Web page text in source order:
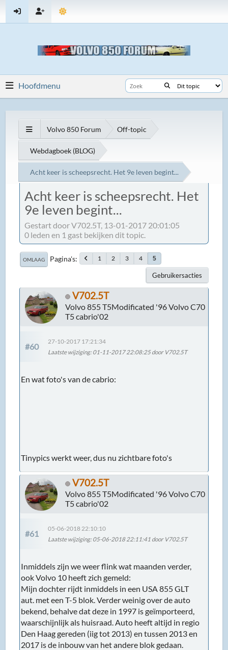
Hoofdmenu
Volvo 850 Forum Off-topic
Webdagboek (BLOG)
Acht keer is scheepsrecht. Het 9e leven begint...
Acht keer is scheepsrecht. Het
9e leven begint...
Gestart door V702.5T, 13-01-2017 20:01:05
0 leden en 1 gast bekijken dit topic.
OMLAAG Pagina's 1 2 3 4 5
Gebruikersacties
V702.5T
Volvo 855 T5Modificated '96 Volvo C70
T5 cabrio'02
#60
27-10-2017 17:21:34
Laatste wijziging: 01-11-2017 22:08:25 door V702.5T
En wat foto's van de cabrio:
Tinypics werkt weer, dus nu zichtbare foto's
V702.5T
Volvo 855 T5Modificated '96 Volvo C70
T5 cabrio'02
#61
05-06-2018 22:10:10
Laatste wijziging: 05-06-2018 22:11:41 door V702.5T
Inmiddels zijn we weer flink wat maanden verder,
ook Volvo 10 heeft zich gemeld:
Mijn dochter rijdt inmiddels in een USA 855 GLT
aut. met een T-5 blok. Verder weinig over de auto
bekend, behalve dat deze in 1997 is geïmporteerd,
waarschijnlijk als huisraad. Auto heeft altijd in regio
Den Haag gereden (iig tot 2013) en tussen 2013 en
2017 is de inbouw van het andere blok gedaan.